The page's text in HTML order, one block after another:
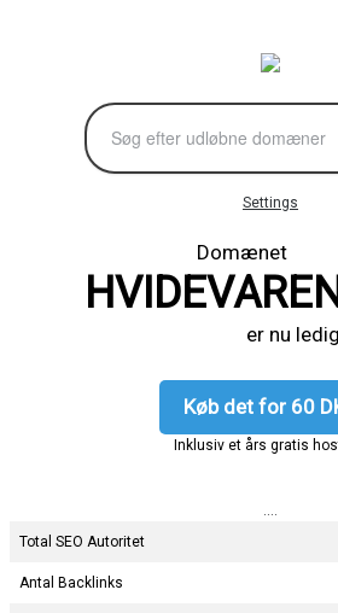
Settings
Domænet
er nu
Køb det for 60
Inklusiv et års gratis
Total SEO Autoritet
Antal Backlinks